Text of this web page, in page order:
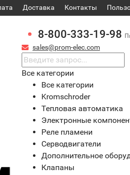
Доставка Контакты
8-800-333-19-98
sales@prom-elec.com
Все категории
Все категории
Kromschroder
Тепловая автоматика
Электронные
Реле пламени
Серводвигатели
Дополнительное
Клапаны